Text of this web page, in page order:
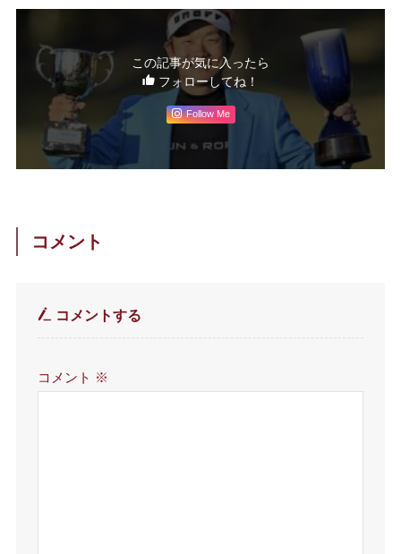
この記事が気に入ったら
フォローしてね！
Follow Me
コメント
コメントする
コメント ※